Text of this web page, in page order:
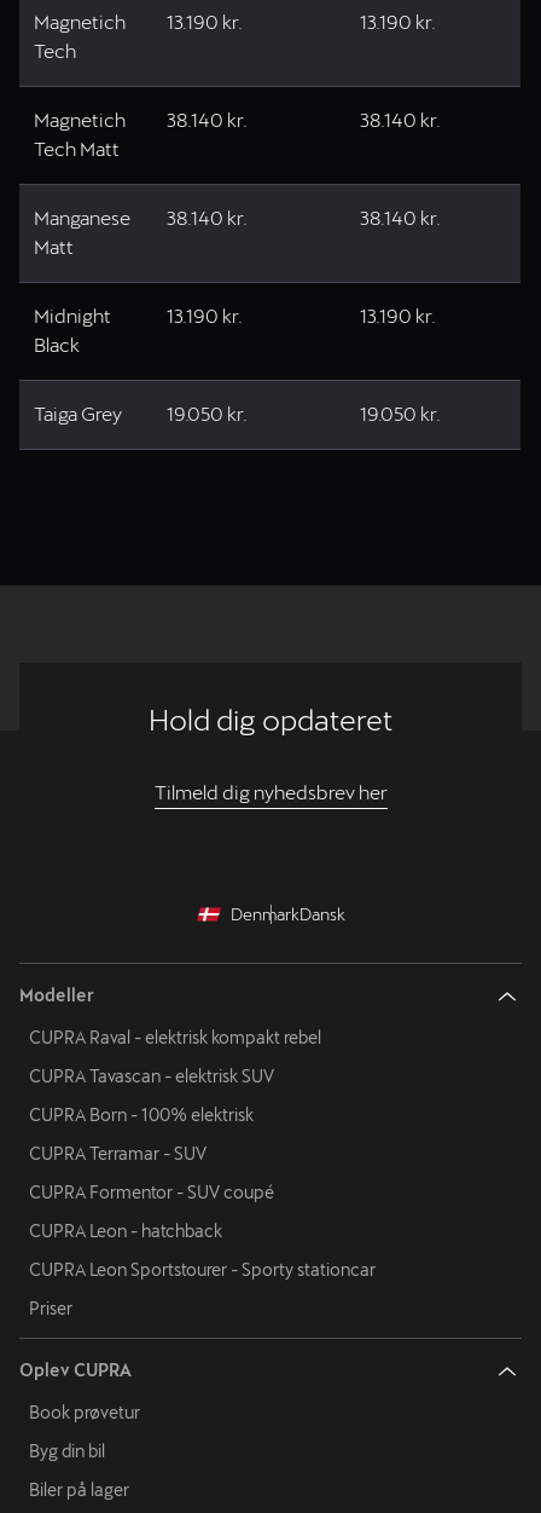
Magnetich
Tech
13.190 kr. 13.190 kr.
Magnetich
Tech Matt
38.140 kr. 38.140 kr.
Manganese
Matt
38.140 kr. 38.140 kr.
Midnight
Black
13.190 kr. 13.190 kr.
Taiga Grey 19.050 kr. 19.050 kr.
Hold dig opdateret
Tilmeld dig nyhedsbrev her
DenmarkDansk
Modeller
CUPRA Raval - elektrisk kompakt rebel
CUPRA Tavascan - elektrisk SUV
CUPRA Born - 100% elektrisk
CUPRA Terramar - SUV
CUPRA Formentor - SUV coupé
CUPRA Leon - hatchback
CUPRA Leon Sportstourer - Sporty stationcar
Priser
Oplev CUPRA
Book prøvetur
Byg din bil
Biler på lager